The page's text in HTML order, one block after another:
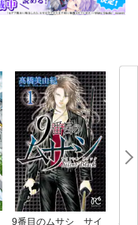
9番目のムサシ サイ
な